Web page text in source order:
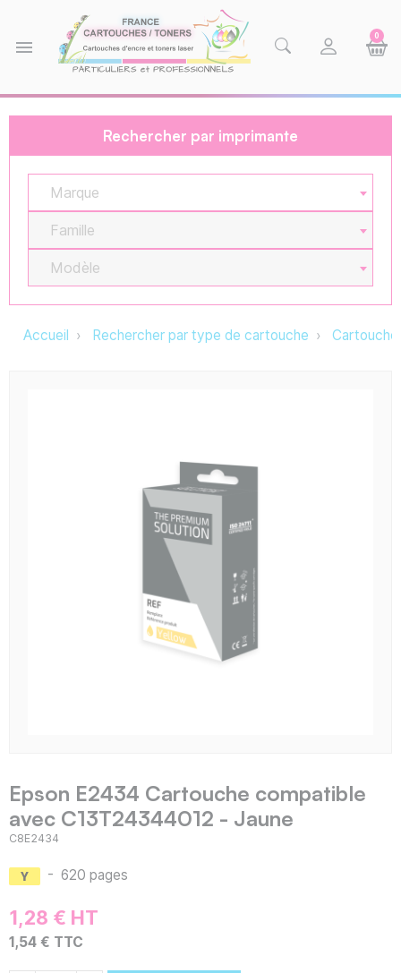
menu
0
Rechercher par imprimante
Marque
Famille
Modèle
Accueil Rechercher par type de cartouche
Epson E2434 Cartouche compatible
avec C13T24344012 - Jaune
C8E2434
- 620 pages
1,28 € HT
1,54 € TTC